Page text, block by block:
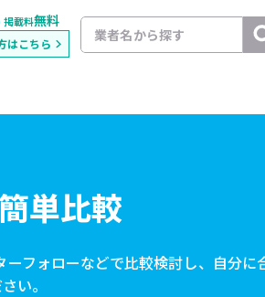
掲載料無料
はこちら
単比較
フォローなどで比較検討し、自分に
い。